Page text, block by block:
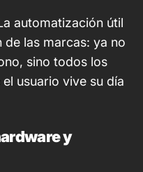
automatización útil
las marcas: ya no
sino todos los
usuario vive su día
y